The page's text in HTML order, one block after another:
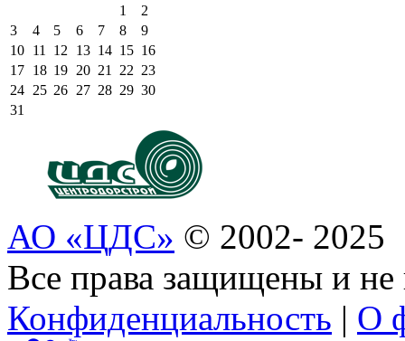
1
2
3
4 5 6 7 8
9
10 11 12 13 14 15 16
17 18 19 20 21 22 23
24 25 26 27 28 29 30
31
АО «ЦДС» © 2002- 2025
Все права защищены и
Конфиденциальность | О